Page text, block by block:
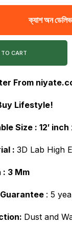
price
৳ 400.00.
ক্যাশ অন
TO CART
From
Lifestyle!
Size : 12′
: 3D Lab High
: 3 Mm
: 5
Dust and